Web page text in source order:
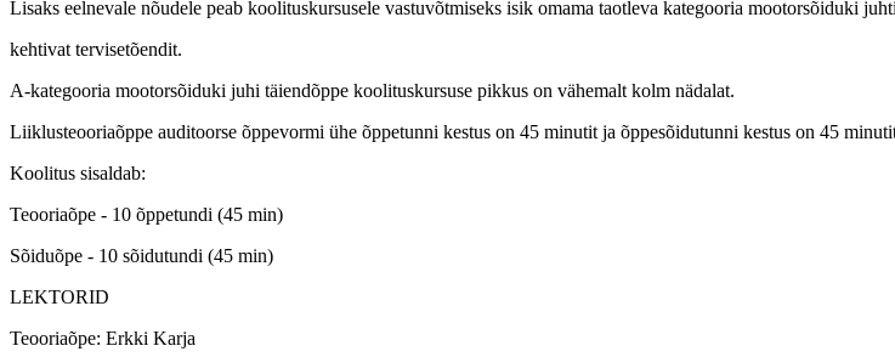
Lisaks eelnevale nõudele peab koolituskursusele vastuvõtmiseks isik omama taotleva kategooria mootorsõiduki
kehtivat tervisetõendit.
A-kategooria mootorsõiduki juhi täiendõppe koolituskursuse pikkus on vähemalt kolm nädalat.
Liiklusteooriaõppe auditoorse õppevormi ühe õppetunni kestus on 45 minutit ja õppesõidutunni kestus on 45
Koolitus sisaldab:
Teooriaõpe - 10 õppetundi (45 min)
Sõiduõpe - 10 sõidutundi (45 min)
LEKTORID
Teooriaõpe: Erkki Karja